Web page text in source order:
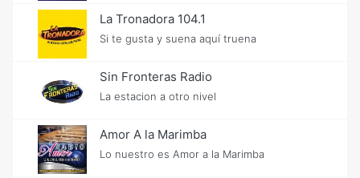
La Tronadora 104.1
Si te gusta y suena aquí truena
Sin Fronteras Radio
La estacion a otro nivel
Amor A la Marimba
Lo nuestro es Amor a la Marimba